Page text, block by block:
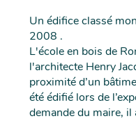
Un édifice classé
2008 .
L'école en bois de
l'architecte Henry
proximité d’un
été édifié lors de
demande du maire, il